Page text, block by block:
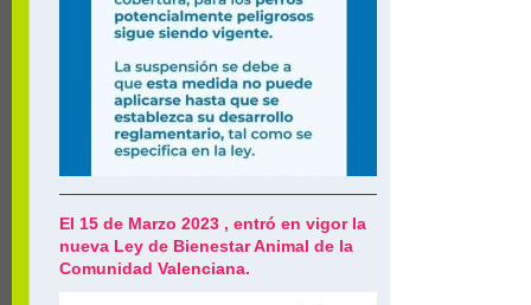
El 15 de Marzo 2023 , entró en vigor la
nueva Ley de Bienestar Animal de la
Comunidad Valenciana.